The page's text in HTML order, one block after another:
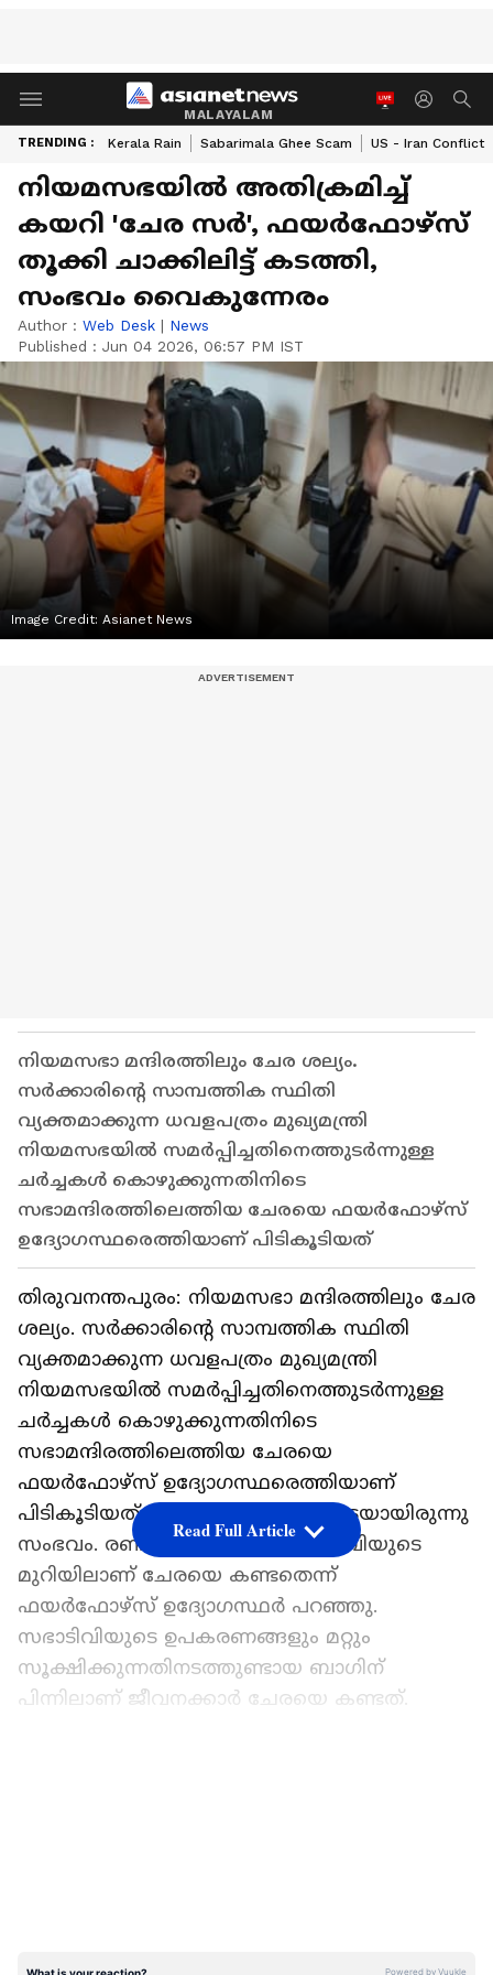
MALAYALAM
TRENDING : Kerala Rain Sabarimala Ghee Scam US - Iran Conflict
നിയമസഭയിൽ അതിക്രമിച്ച്
കയറി 'ചേര സർ', ഫയർഫോഴ്സ്
തൂക്കി ചാക്കിലിട്ട് കടത്തി,
സംഭവം വൈകുന്നേരം
Author : Web Desk | News
Published : Jun 04 2026, 06:57 PM IST
Image Credit: Asianet News
നിയമസഭാ മന്ദിരത്തിലും ചേര ശല്യം.
സർക്കാരിന്‍റെ സാമ്പത്തിക സ്ഥിതി
വ്യക്തമാക്കുന്ന ധവളപത്രം മുഖ്യമന്ത്രി
നിയമസഭയിൽ സമർപ്പിച്ചതിനെത്തുടർന്നുള്ള
ചർച്ചകൾ കൊഴുക്കുന്നതിനിടെ
സഭാമന്ദിരത്തിലെത്തിയ ചേരയെ ഫയർഫോഴ്സ്
ഉദ്യോഗസ്ഥരെത്തിയാണ് പിടികൂടിയത്
തിരുവനന്തപുരം: നിയമസഭാ മന്ദിരത്തിലും ചേര
ശല്യം. സർക്കാരിന്‍റെ സാമ്പത്തിക സ്ഥിതി
വ്യക്തമാക്കുന്ന ധവളപത്രം മുഖ്യമന്ത്രി
നിയമസഭയിൽ സമർപ്പിച്ചതിനെത്തുടർന്നുള്ള
ചർച്ചകൾ കൊഴുക്കുന്നതിനിടെ
സഭാമന്ദിരത്തിലെത്തിയ ചേരയെ
ഫയർഫോഴ്സ് ഉദ്യോഗസ്ഥരെത്തിയാണ്
പിടികൂടിയത്. വൈകുന്നേരത്തോടെയായിരുന്നു
സംഭവം. രണ്ടാം നിലയിലെ സഭാ ടിവിയുടെ
മുറിയിലാണ് ചേരയെ കണ്ടതെന്ന്
ഫയർഫോഴ്സ് ഉദ്യോഗസ്ഥർ പറഞ്ഞു.
സഭാടിവിയുടെ ഉപകരണങ്ങളും മറ്റും
സൂക്ഷിക്കുന്നതിനടത്തുണ്ടായ ബാഗിന്
പിന്നിലാണ് ജീവനക്കാർ ചേരയെ കണ്ടത്.
Read Full Article